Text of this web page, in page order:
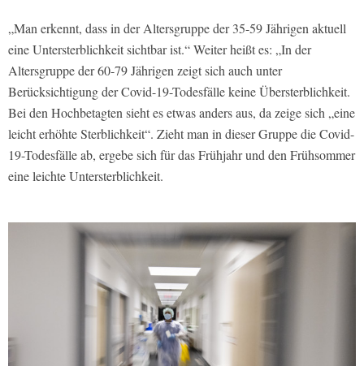
„Man erkennt, dass in der Altersgruppe der 35-59 Jährigen aktuell
eine Untersterblichkeit sichtbar ist.“ Weiter heißt es: „In der
Altersgruppe der 60-79 Jährigen zeigt sich auch unter
Berücksichtigung der Covid-19-Todesfälle keine Übersterblichkeit.
Bei den Hochbetagten sieht es etwas anders aus, da zeige sich „eine
leicht erhöhte Sterblichkeit“. Zieht man in dieser Gruppe die Covid-
19-Todesfälle ab, ergebe sich für das Frühjahr und den Frühsommer
eine leichte Untersterblichkeit.